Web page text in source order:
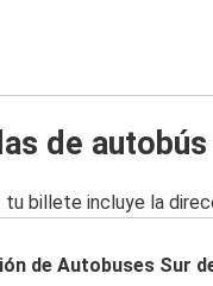
de
tu billete incluye la
de Autobuses Sur